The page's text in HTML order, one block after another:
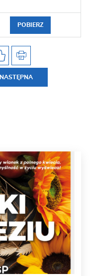
POBIERZ
NASTĘPNA